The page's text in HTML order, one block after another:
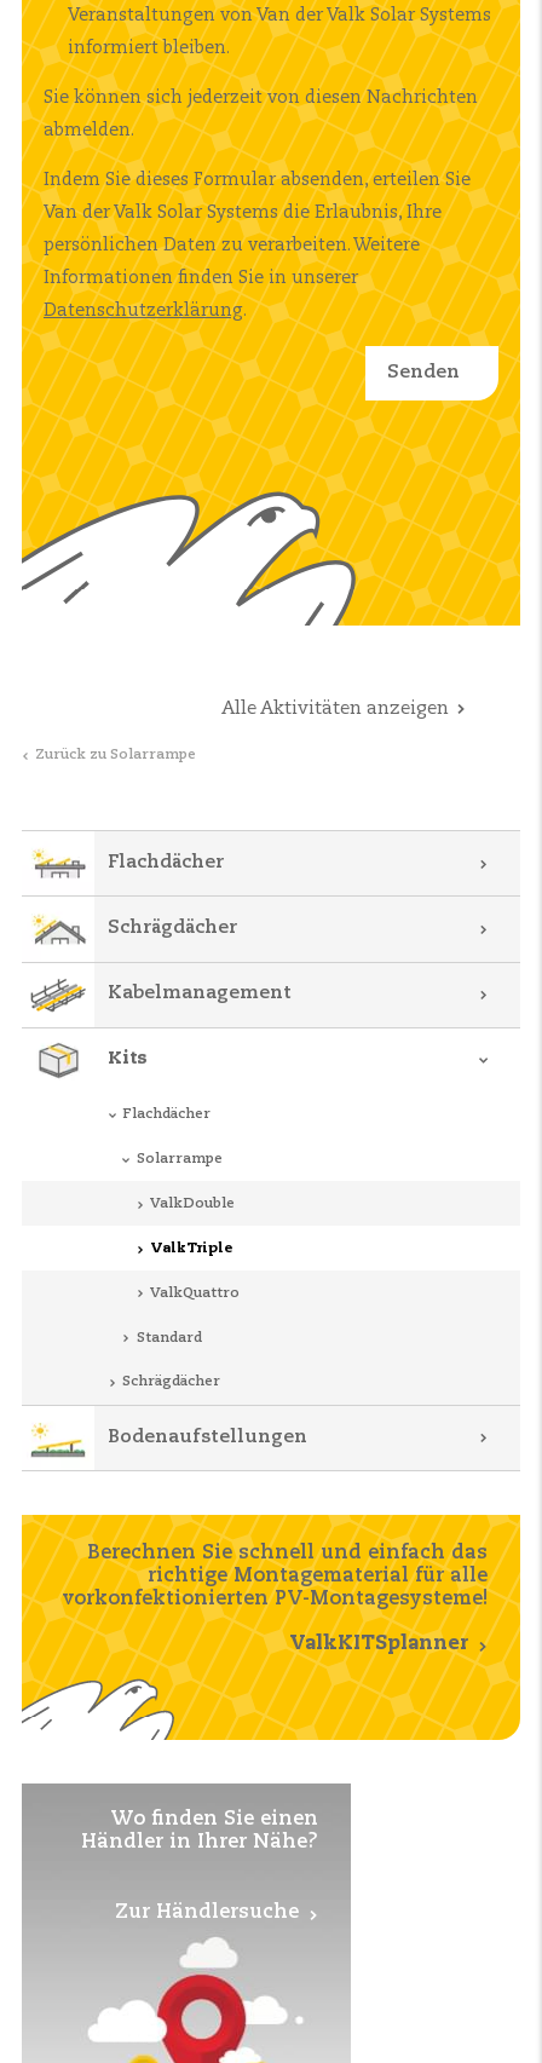
Veranstaltungen von Van der Valk Solar Systems
informiert bleiben.
Sie können sich jederzeit von diesen Nachrichten
abmelden.
Indem Sie dieses Formular absenden, erteilen Sie
Van der Valk Solar Systems die Erlaubnis, Ihre
persönlichen Daten zu verarbeiten. Weitere
Informationen finden Sie in unserer
Datenschutzerklärung.
Alle Aktivitäten anzeigen
Zurück zu Solarrampe
Flachdächer
Schrägdächer
Kabelmanagement
Kits
Flachdächer
Solarrampe
ValkDouble
ValkTriple
ValkQuattro
Standard
Schrägdächer
Bodenaufstellungen
Berechnen Sie schnell und einfach das
richtige Montagematerial für alle
vorkonfektionierten PV-Montagesysteme!
ValkKITSplanner
Wo finden Sie einen
Händler in Ihrer Nähe?
Zur Händlersuche